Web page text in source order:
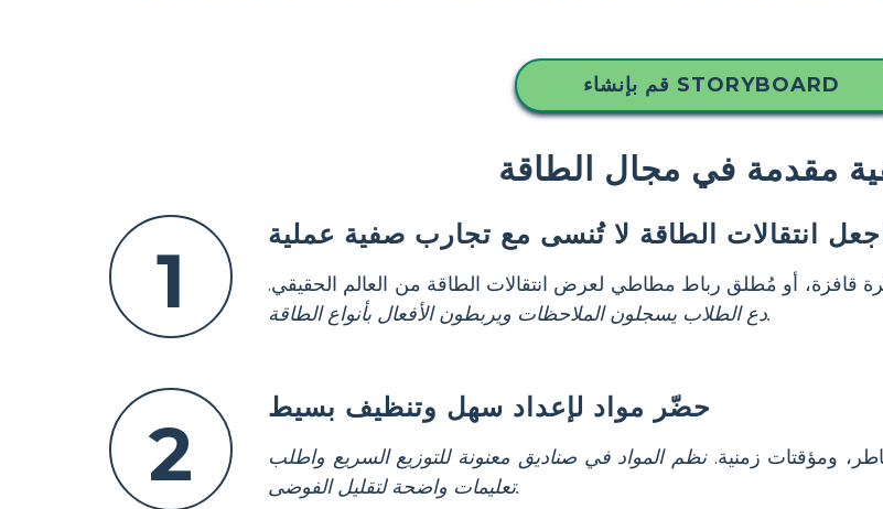
قم بإنشاء STORYBOARD
مقدمة في مجال الطاقة
1
اجعل انتقالات الطاقة لا تُنسى مع تجارب صفية عملية
قافزة، أو مُطلق رباط مطاطي لعرض انتقالات الطاقة من العالم الحقيقي.
دع الطلاب يسجلون الملاحظات ويربطون الأفعال بأنواع الطاقة.
2
حضّر مواد لإعداد سهل وتنظيف بسيط
ومؤقتات زمنية.نظم المواد في صناديق معنونة للتوزيع السريع واطلب
تعليمات واضحة لتقليل الفوضى.